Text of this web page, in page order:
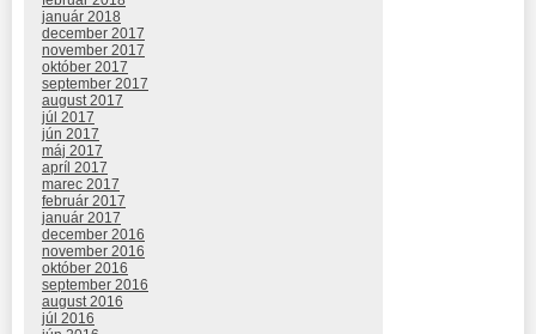
január 2018
december 2017
november 2017
október 2017
september 2017
august 2017
júl 2017
jún 2017
máj 2017
apríl 2017
marec 2017
február 2017
január 2017
december 2016
november 2016
október 2016
september 2016
august 2016
júl 2016